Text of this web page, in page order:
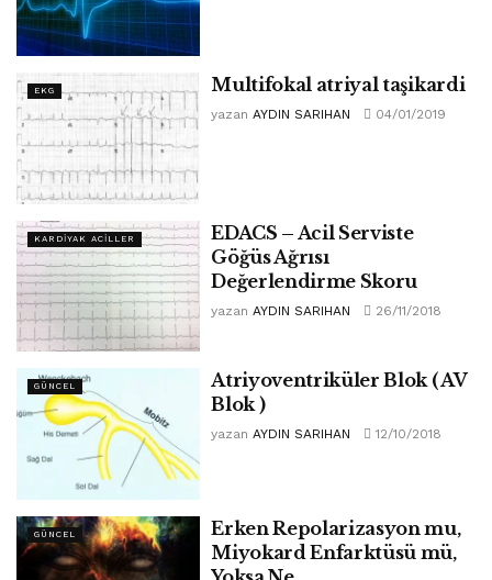
EKG Multifokal atriyal taşikardi
yazan AYDIN SARIHAN 04/01/2019
KARDIYAK ACILLER
EDACS – Acil Serviste
Göğüs Ağrısı
Değerlendirme Skoru
yazan AYDIN SARIHAN 26/11/2018
GÜNCEL
Atriyoventriküler Blok ( AV
Blok )
yazan AYDIN SARIHAN 12/10/2018
GÜNCEL
Erken Repolarizasyon mu,
Miyokard Enfarktüsü mü,